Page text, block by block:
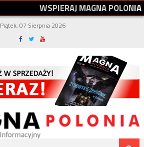
WSPIERAJMAGNAPOLONIA
Piątek, 07 Sierpnia 2026